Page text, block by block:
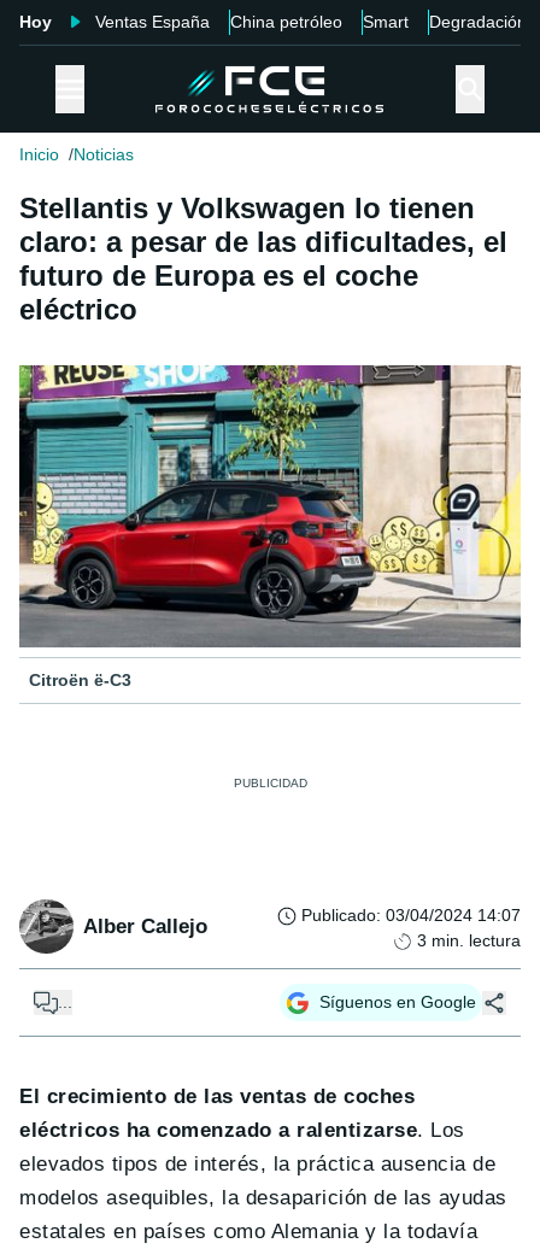
Hoy Ventas España China petróleo Smart Degradación
Inicio Noticias
Stellantis y Volkswagen lo tienen
claro: a pesar de las dificultades, el
futuro de Europa es el coche
eléctrico
Citroën ë-C3
Alber Callejo Publicado: 03/04/2024 14:07
3 min. lectura
... Síguenos en Google
El crecimiento de las ventas de coches
eléctricos ha comenzado a ralentizarse. Los
elevados tipos de interés, la práctica ausencia de
modelos asequibles, la desaparición de las ayudas
estatales en países como Alemania y la todavía